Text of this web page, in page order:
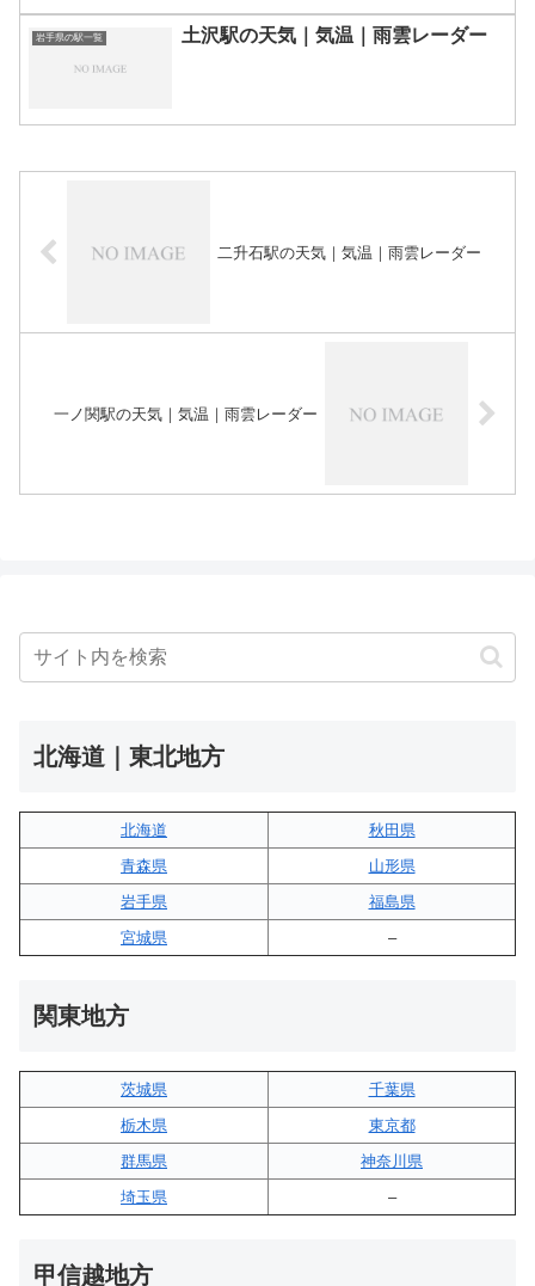
岩手県の駅一覧 土沢駅の天気｜気温｜雨雲レーダー
二升石駅の天気｜気温｜雨雲レーダー
一ノ関駅の天気｜気温｜雨雲レーダー
北海道｜東北地方
北海道
秋田県
青森県
山形県
岩手県
福島県
宮城県
–
関東地方
茨城県
千葉県
栃木県
東京都
群馬県
神奈川県
埼玉県
–
甲信越地方